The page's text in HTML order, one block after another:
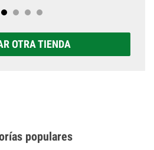
OTRA TIENDA
populares